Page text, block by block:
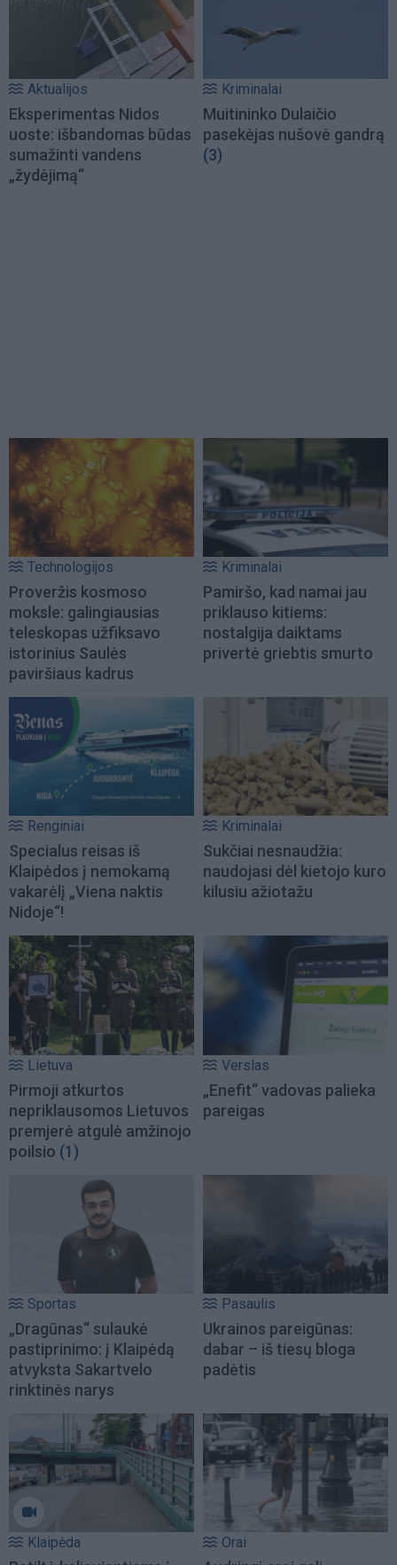
Aktualijos
Eksperimentas Nidos
uoste: išbandomas būdas
sumažinti vandens
„žydėjimą“
Kriminalai
Muitininko Dulaičio
pasekėjas nušovė gandrą
(3)
Technologijos
Proveržis kosmoso
moksle: galingiausias
teleskopas užfiksavo
istorinius Saulės
paviršiaus kadrus
Kriminalai
Pamiršo, kad namai jau
priklauso kitiems:
nostalgija daiktams
privertė griebtis smurto
Renginiai
Specialus reisas iš
Klaipėdos į nemokamą
vakarėlį „Viena naktis
Nidoje“!
Kriminalai
Sukčiai nesnaudžia:
naudojasi dėl kietojo kuro
kilusiu ažiotažu
Lietuva
Pirmoji atkurtos
nepriklausomos Lietuvos
premjerė atgulė amžinojo
poilsio (1)
Verslas
„Enefit“ vadovas palieka
pareigas
Sportas
„Dragūnas“ sulaukė
pastiprinimo: į Klaipėdą
atvyksta Sakartvelo
rinktinės narys
Pasaulis
Ukrainos pareigūnas:
dabar – iš tiesų bloga
padėtis
Klaipėda Orai